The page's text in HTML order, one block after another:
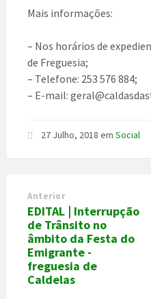
Mais informações:
– Nos horários de
de Freguesia;
– Telefone: 253 576 884;
– E-mail:
27 Julho, 2018 em Social
Anterior
EDITAL | Interrupção
de Trânsito no
âmbito da Festa do
Emigrante -
freguesia de
Caldelas